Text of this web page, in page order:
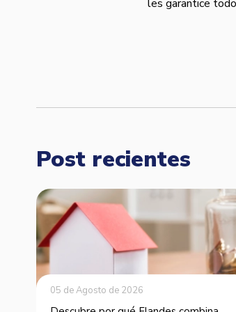
les garantice
Post recientes
05 de Agosto de 2026